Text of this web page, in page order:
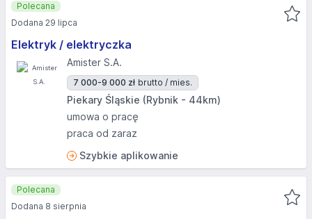
Elektryk / elektryczka
Amister S.A.
7 000-9 000 zł brutto / mies.
Piekary Śląskie (Rybnik - 44km)
umowa o pracę
praca od zaraz
Szybkie aplikowanie
Polecana
Dodana 29 lipca
Polecana
Dodana 8 sierpnia